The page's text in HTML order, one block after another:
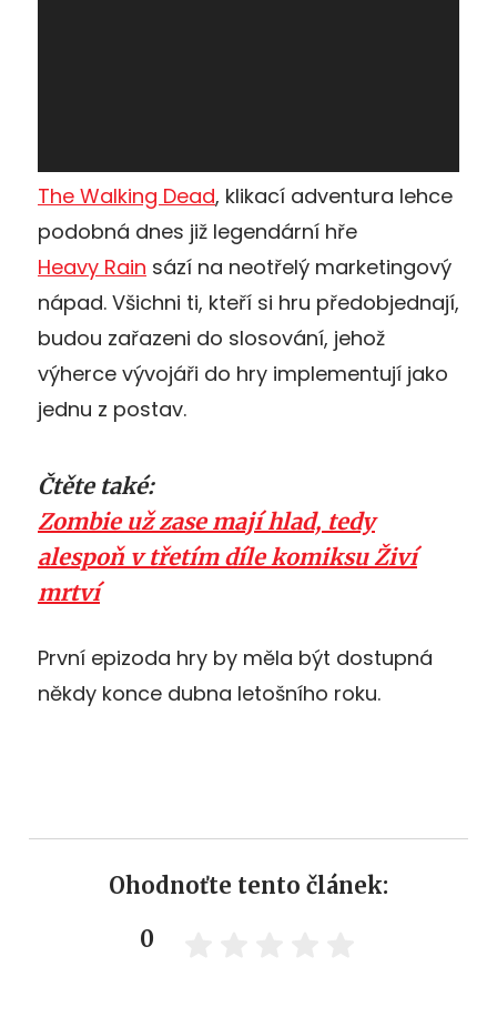
The Walking Dead, klikací adventura lehce
podobná dnes již legendární hře
Heavy Rain sází na neotřelý marketingový
nápad. Všichni ti, kteří si hru předobjednají,
budou zařazeni do slosování, jehož
výherce vývojáři do hry implementují jako
jednu z postav.
Čtěte také:
Zombie už zase mají hlad, tedy
alespoň v třetím díle komiksu Živí
mrtví
První epizoda hry by měla být dostupná
někdy konce dubna letošního roku.
Ohodnoťte tento článek:
0